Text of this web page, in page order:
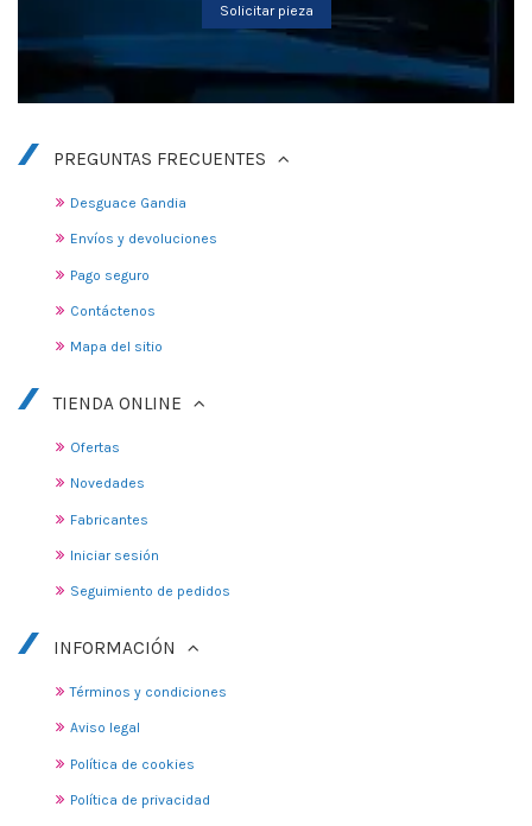
Solicitar pieza
PREGUNTAS FRECUENTES
Desguace Gandia
Envíos y devoluciones
Pago seguro
Contáctenos
Mapa del sitio
TIENDA ONLINE
Ofertas
Novedades
Fabricantes
Iniciar sesión
Seguimiento de pedidos
INFORMACIÓN
Términos y condiciones
Aviso legal
Política de cookies
Política de privacidad